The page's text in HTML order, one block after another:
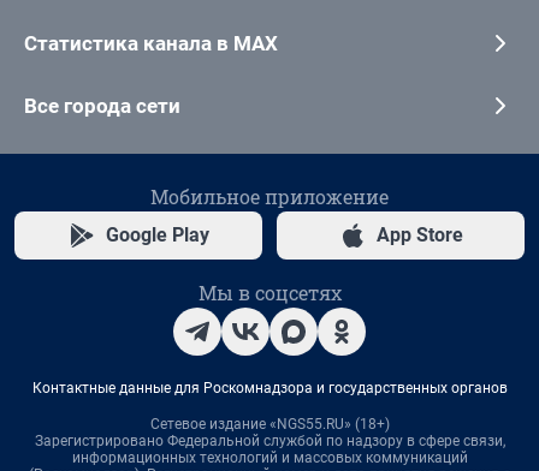
Статистика канала в MAX
Все города сети
Мобильное приложение
Google Play App Store
Мы в соцсетях
Контактные данные для Роскомнадзора и государственных органов
Сетевое издание «NGS55.RU» (18+)
Зарегистрировано Федеральной службой по надзору в сфере связи,
информационных технологий и массовых коммуникаций